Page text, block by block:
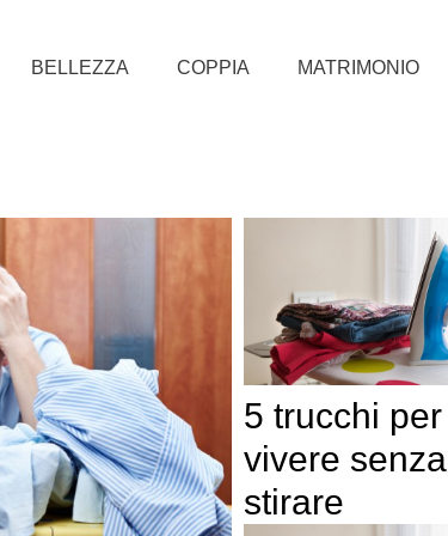
BELLEZZA COPPIA MATRIMONIO
5 trucchi per
vivere senza
stirare